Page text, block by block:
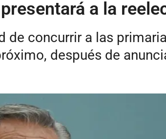
a la
de concurrir a las
después de